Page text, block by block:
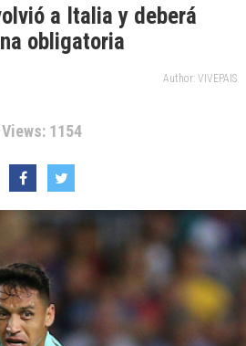
a Italia y deberá
obligatoria
Author: VIVEPAIS
Views: 1154